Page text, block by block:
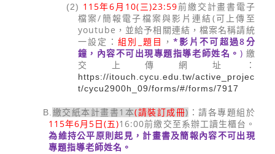
(2) 115年6月 10(三)23:59前繳交計畫書電子
檔案/ 簡報電子檔案與影片連結(可上傳至
youtube ，並給予相關連結，檔案名稱請統
一設定：組別 題目 ，*影片不可超過8分
鐘，內容不可出現專題指導老師姓名。 ) 繳
交上傳網址：
https://itouch.cycu.edu.tw/active_projec
t/cycu2900h_09/forms/#/forms/7917
B.繳交紙本計畫書1 本(請裝訂成冊) ：請各專題組於
115年6月 5日(五)16:00前繳交至系辦工讀生櫃台。
為維持公平原則起見，計畫書及簡報內容不可出現
專題指導老師姓名。